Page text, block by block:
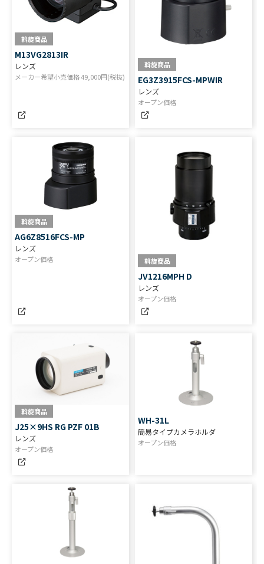
斡旋商品
M13VG2813IR
レンズ
メーカー希望小売価格49,000円(税抜)
斡旋商品
EG3Z3915FCS-MPWIR
レンズ
オープン価格
斡旋商品
AG6Z8516FCS-MP
レンズ
オープン価格 斡旋商品
JV1216MPH D
レンズ
オープン価格
斡旋商品
J25×9HS RG PZF 01B
レンズ
オープン価格
WH-31L
簡易タイプカメラホルダ
オープン価格